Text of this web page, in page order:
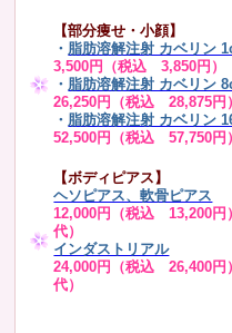
【部分痩せ・小顔】
・ 脂肪溶解注射 カベリン
3,500円（税込 3,850円）
・ 脂肪溶解注射 カベリン
26,250円（税込 28,875円）
・ 脂肪溶解注射 カベリン
52,500円（税込 57,750円）
【ボディピアス】
ヘソピアス、軟骨ピアス
12,000円（税込 13,200円
代）
インダストリアル
24,000円（税込 26,400円
代）